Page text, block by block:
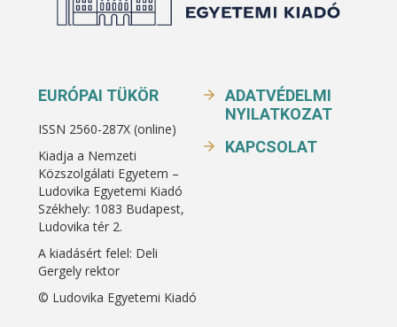
EURÓPAI TÜKÖR
ISSN 2560-287X (online)
Kiadja a Nemzeti
Közszolgálati Egyetem –
Ludovika Egyetemi Kiadó
Székhely: 1083 Budapest,
Ludovika tér 2.
A kiadásért felel: Deli
Gergely rektor
© Ludovika Egyetemi Kiadó
ADATVÉDELMI
NYILATKOZAT
KAPCSOLAT